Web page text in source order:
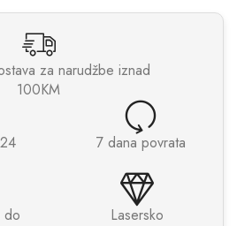
za narudžbe iznad
100KM
7 dana povrata
do
Lasersko